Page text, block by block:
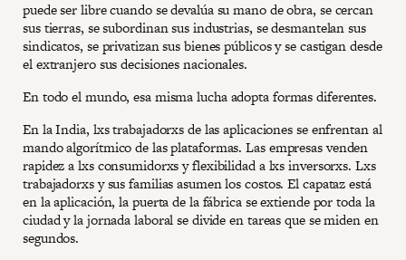
puede ser libre cuando se devalúa su mano de obra, se cercan
sus tierras, se subordinan sus industrias, se desmantelan sus
sindicatos, se privatizan sus bienes públicos y se castigan desde
el extranjero sus decisiones nacionales.
En todo el mundo, esa misma lucha adopta formas diferentes.
En la India, lxs trabajadorxs de las aplicaciones se enfrentan al
mando algorítmico de las plataformas. Las empresas venden
rapidez a lxs consumidorxs y flexibilidad a lxs inversorxs. Lxs
trabajadorxs y sus familias asumen los costos. El capataz está
en la aplicación, la puerta de la fábrica se extiende por toda la
ciudad y la jornada laboral se divide en tareas que se miden en
segundos.